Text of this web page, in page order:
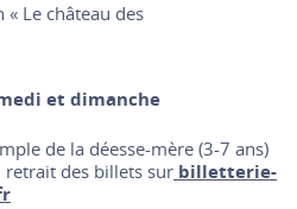
Le château des
et dimanche
de la déesse-mère (3-7 ans)
des billets sur billetterie-